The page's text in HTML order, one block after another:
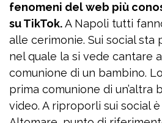
fenomeni del web più
su TikTok.A Napoli tutti
alle cerimonie. Sui social sta
nel quale la si vede cantare
comunione di un bambino.
prima comunione di un’altra
video. A riproporli sui social